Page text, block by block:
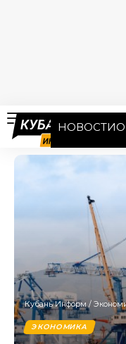
НОВОСТИ
Кубань Информ/
ЭКОНОМИКА